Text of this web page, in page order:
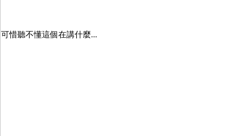
可惜聽不懂這個在講什麼...